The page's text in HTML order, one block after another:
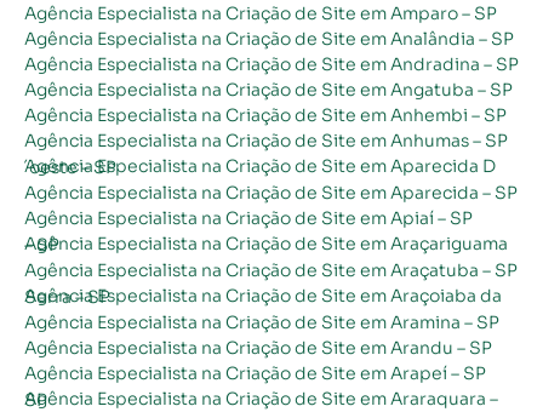
Agência Especialista na Criação de Site em Amparo – SP
Agência Especialista na Criação de Site em Analândia – SP
Agência Especialista na Criação de Site em Andradina – SP
Agência Especialista na Criação de Site em Angatuba – SP
Agência Especialista na Criação de Site em Anhembi – SP
Agência Especialista na Criação de Site em Anhumas – SP
Agência Especialista na Criação de Site em Aparecida D´oeste – SP
Agência Especialista na Criação de Site em Aparecida – SP
Agência Especialista na Criação de Site em Apiaí – SP
Agência Especialista na Criação de Site em Araçariguama – SP
Agência Especialista na Criação de Site em Araçatuba – SP
Agência Especialista na Criação de Site em Araçoiaba da Serra – SP
Agência Especialista na Criação de Site em Aramina – SP
Agência Especialista na Criação de Site em Arandu – SP
Agência Especialista na Criação de Site em Arapeí – SP
Agência Especialista na Criação de Site em Araraquara – SP